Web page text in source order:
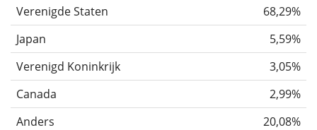
Verenigde Staten
68,29%
Japan
5,59%
Verenigd Koninkrijk
3,05%
Canada
2,99%
Anders
20,08%